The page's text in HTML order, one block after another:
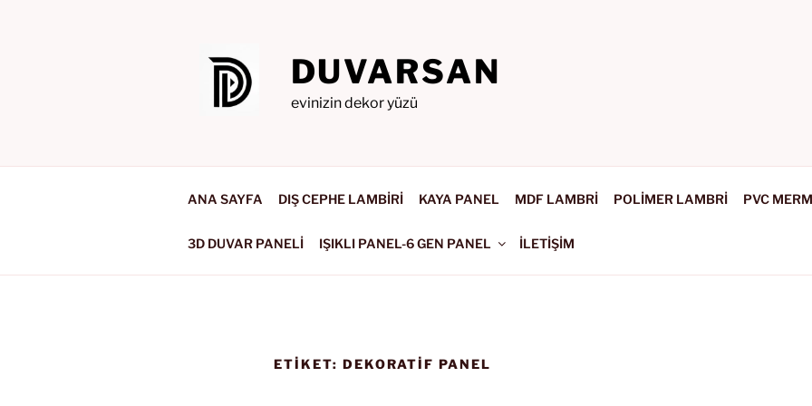
DUVARSAN
evinizin dekor yüzü
ANA SAYFA DIŞ CEPHE LAMBİRİ KAYA PANEL MDF LAMBRİ POLİMER LAMBRİ PVC
3D DUVAR PANELİ IŞIKLI PANEL-6 GEN PANEL İLETİŞİM
ETIKET: DEKORATIF PANEL